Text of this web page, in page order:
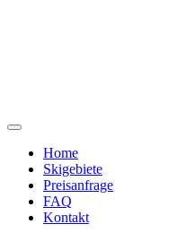
Home
Skigebiete
Preisanfrage
FAQ
Kontakt